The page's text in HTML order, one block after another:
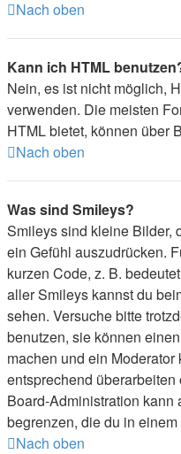
Nach oben
Kann ich HTML
Nein, es ist nicht möglich,
verwenden. Die meisten
HTML bietet, können über
Nach oben
Was sind Smileys?
Smileys sind kleine Bilder,
ein Gefühl auszudrücken.
kurzen Code, z. B.
aller Smileys kannst du
sehen. Versuche bitte
benutzen, sie können
machen und ein
entsprechend
Board-Administration
begrenzen, die du in
Nach oben